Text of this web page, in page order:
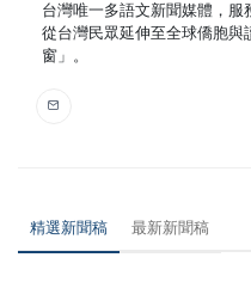
台灣唯一多語文新聞媒體，服
從台灣民眾延伸至全球僑胞與
窗」。
精選新聞稿 最新新聞稿